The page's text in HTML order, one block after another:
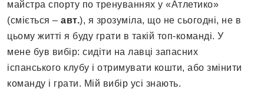
майстра спорту по тренуваннях у «Атлетико»
(сміється – авт.), я зрозуміла, що не сьогодні, не в
цьому житті я буду грати в такій топ-команді. У
мене був вибір: сидіти на лавці запасних
іспанського клубу і отримувати кошти, або змінити
команду і грати. Мій вибір усі знають.